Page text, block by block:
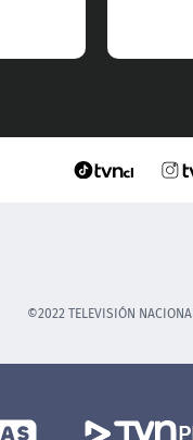
©2022 TELEVISIÓN